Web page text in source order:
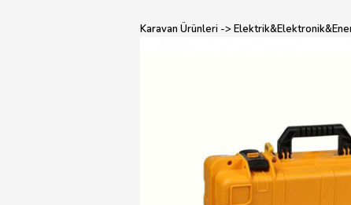
Karavan Ürünleri ->